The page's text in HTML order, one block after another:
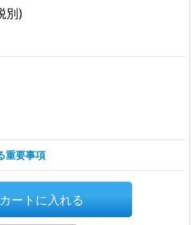
別)
重要事項
カートに入れる